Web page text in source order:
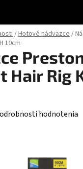
/Hotové nádväzce/
10cm
Hair Rig
hodnotenia